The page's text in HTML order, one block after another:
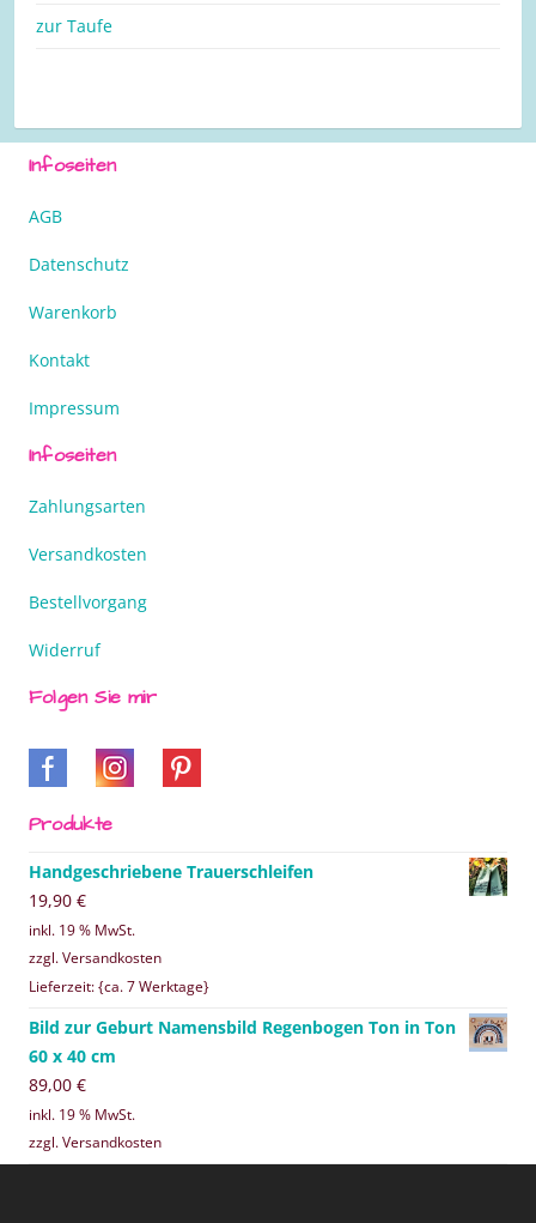
zur Taufe
Infoseiten
AGB
Datenschutz
Warenkorb
Kontakt
Impressum
Infoseiten
Zahlungsarten
Versandkosten
Bestellvorgang
Widerruf
Folgen Sie mir
Produkte
Handgeschriebene Trauerschleifen
19,90 €
inkl. 19 % MwSt.
zzgl. Versandkosten
Lieferzeit: {ca. 7 Werktage}
Bild zur Geburt Namensbild Regenbogen Ton in Ton
60 x 40 cm
89,00 €
inkl. 19 % MwSt.
zzgl. Versandkosten